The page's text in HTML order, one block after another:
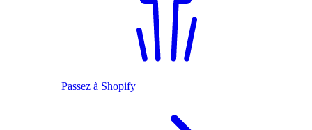
Passez à Shopify